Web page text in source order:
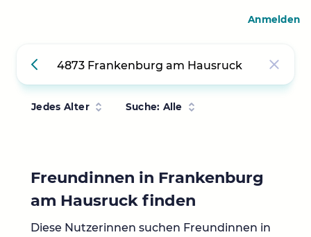
Jedes Alter Suche: Alle
Freundinnen in Frankenburg
am Hausruck finden
Diese Nutzerinnen suchen Freundinnen in
Anmelden